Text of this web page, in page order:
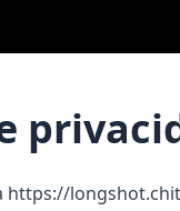
https://